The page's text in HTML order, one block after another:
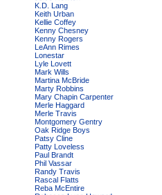
K.D. Lang
Keith Urban
Kellie Coffey
Kenny Chesney
Kenny Rogers
LeAnn Rimes
Lonestar
Lyle Lovett
Mark Wills
Martina McBride
Marty Robbins
Mary Chapin Carpenter
Merle Haggard
Merle Travis
Montgomery Gentry
Oak Ridge Boys
Patsy Cline
Patty Loveless
Paul Brandt
Phil Vassar
Randy Travis
Rascal Flatts
Reba McEntire